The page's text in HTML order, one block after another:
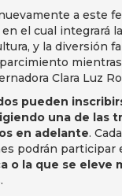
a este
el cual integrará
y la diversión
Clara Luz
pueden
una de las
en adelante.
podrán participar
o la que se eleve